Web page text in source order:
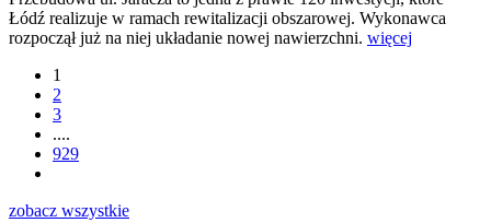
Łódź realizuje w ramach rewitalizacji obszarowej. Wykonawca
rozpoczął już na niej układanie nowej nawierzchni. więcej
1
2
3
....
929
zobacz wszystkie